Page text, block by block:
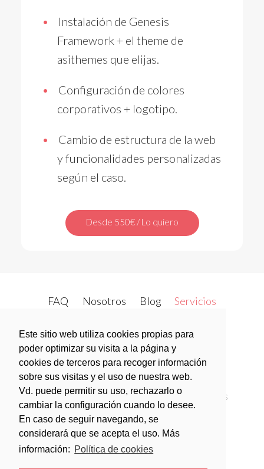
Este sitio web utiliza cookies propias para
poder optimizar su visita a la página y
cookies de terceros para recoger información
sobre sus visitas y el uso de nuestra web.
Vd. puede permitir su uso, rechazarlo o
cambiar la configuración cuando lo desee.
En caso de seguir navegando, se
considerará que se acepta el uso. Más
información: Política de cookies
Instalación de Genesis
Framework + el theme de
asithemes que elijas.
Configuración de colores
corporativos + logotipo.
Cambio de estructura de la web
y funcionalidades personalizadas
según el caso.
Desde 550€ / Lo quiero
FAQ Nosotros Blog Servicios
Open Metrics Contacto twitter
facebook
Política de privacidad Política de Cookies
Aviso legal
Condiciones generales de contratación